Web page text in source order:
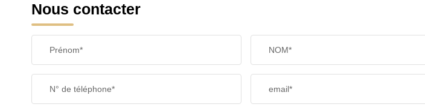
Nous contacter
Prénom* NOM*
N° de téléphone* email*